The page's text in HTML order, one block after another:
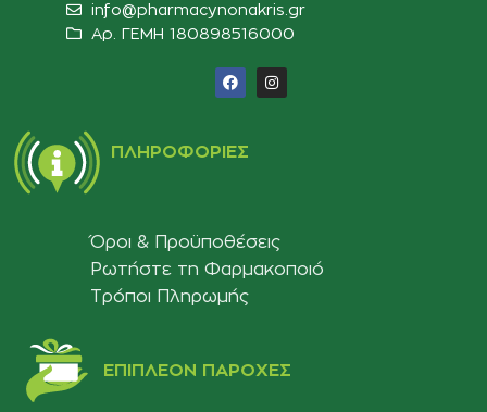
info@pharmacynonakris.gr
Αρ. ΓΕΜΗ 180898516000‬
ΠΛΗΡΟΦΟΡΊΕΣ
Όροι & Προϋποθέσεις
Ρωτήστε τη Φαρμακοποιό
Τρόποι Πληρωμής
ΕΠΙΠΛΈΟΝ ΠΑΡΟΧΈΣ